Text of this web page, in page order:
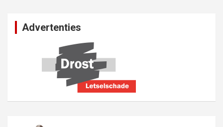
Advertenties